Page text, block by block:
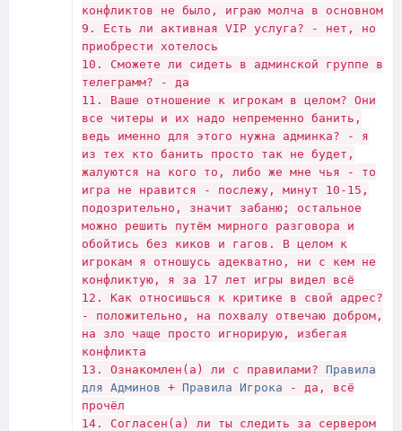
конфликтов не было, играю молча в основном
9. Есть ли активная VIP услуга? - нет, но
приобрести хотелось
10. Сможете ли сидеть в админской группе в
телеграмм? - да
11. Ваше отношение к игрокам в целом? Они
все читеры и их надо непременно банить,
ведь именно для этого нужна админка? - я
из тех кто банить просто так не будет,
жалуются на кого то, либо же мне чья - то
игра не нравится - послежу, минут 10-15,
подозрительно, значит забаню; остальное
можно решить путём мирного разговора и
обойтись без киков и гагов. В целом к
игрокам я отношусь адекватно, ни с кем не
конфликтую, я за 17 лет игры видел всё
12. Как относишься к критике в свой адрес?
- положительно, на похвалу отвечаю добром,
на зло чаще просто игнорирую, избегая
конфликта
13. Ознакомлен(а) ли с правилами? Правила
для Админов + Правила Игрока - да, всё
прочёл
14. Согласен(а) ли ты следить за сервером